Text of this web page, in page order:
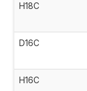
H18C
D16C
H16C